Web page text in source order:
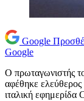
Google
Google
Ο πρωταγωνιστής
αφέθηκε
ιταλική εφημερίδα